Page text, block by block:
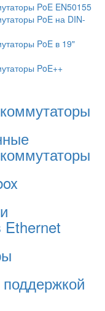
PoE EN50155
PoE на DIN-
PoE в 19"
PoE++
Ethernet